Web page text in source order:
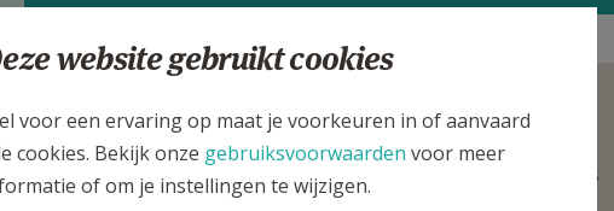
de details voor de weekendvieringen die doorgaan in deze kerk, het adres
de kerk, alsook een lijst met kerken in de buurt.
website gebruikt cookies
voor een ervaring op maat je voorkeuren in of aanvaard
cookies. Bekijk onze gebruiksvoorwaarden voor meer
of om je instellingen te wijzigen.